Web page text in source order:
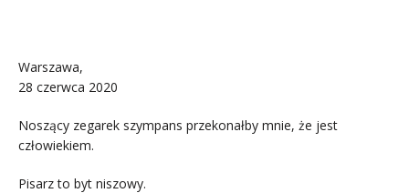
Warszawa,
28 czerwca 2020
Noszący zegarek szympans przekonałby mnie, że jest
człowiekiem.
Pisarz to byt niszowy.